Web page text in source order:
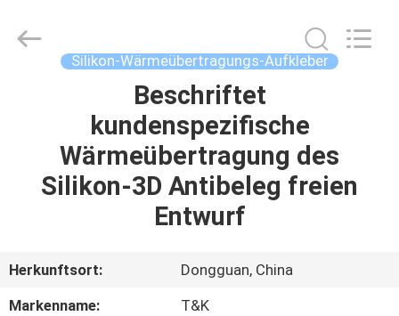
PRODUKTE
FABRIK-
Accessories
Co.,Ltd.
Silikon-Wärmeübertragungs-Aufkleber
Beschriftet
kundenspezifische
Wärmeübertragung des
Silikon-3D Antibeleg freien
Entwurf
Herkunftsort:
Dongguan, China
Markenname:
T&K